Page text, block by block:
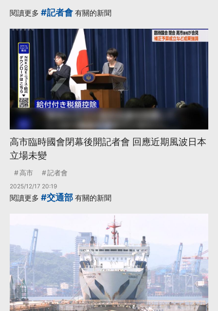
閱讀更多 #記者會 有關的新聞
高市臨時國會閉幕後開記者會 回應近期風波日本
立場未變
高市 記者會
2025/12/17 20:19
閱讀更多 #交通部 有關的新聞